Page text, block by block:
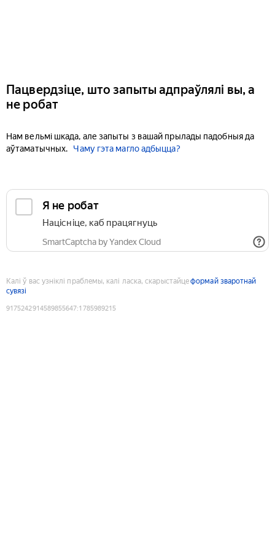
Пацвердзіце, што запыты адпраўлялі вы, а
не робат
Нам вельмі шкада, але запыты з вашай прылады падобныя да
аўтаматычных.
Чаму гэта магло адбыцца?
Я не робат
Націсніце, каб працягнуць
SmartCaptcha by Yandex Cloud
Калі ў вас узніклі праблемы, калі ласка, скарыстайцеформай зваротнай
сувязі
9175242914589855647:1785989215